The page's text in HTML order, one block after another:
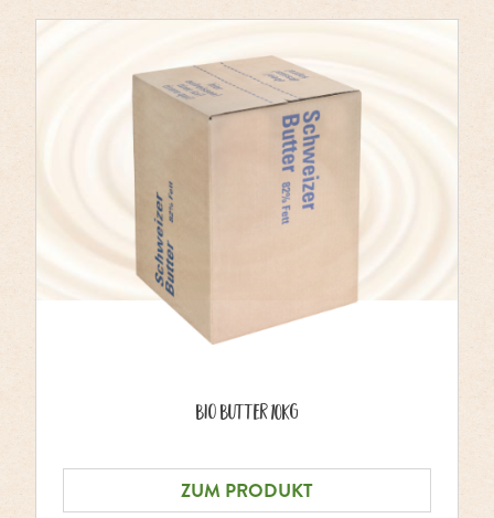
Bio Butter 10kg
ZUM PRODUKT